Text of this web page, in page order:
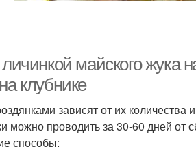
майского жука
клубнике
зависят от их
можно проводить за 30-60 дней от
способы: